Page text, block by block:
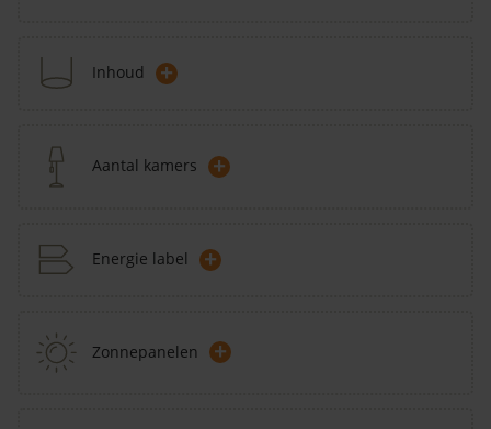
Inhoud +
Aantal kamers +
Energie label +
Zonnepanelen +